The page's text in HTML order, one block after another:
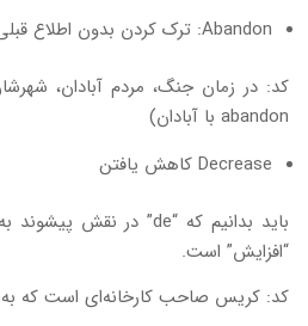
Abandon: ترک کردن بدون اطلاع قبلی.
کد: در زمان جنگ، مردم آبادان،
abandon با آبادان)
Decrease کاهش یافتن
“افزایش” است.
کد: کریس صاحب کارخانه‌ای است که